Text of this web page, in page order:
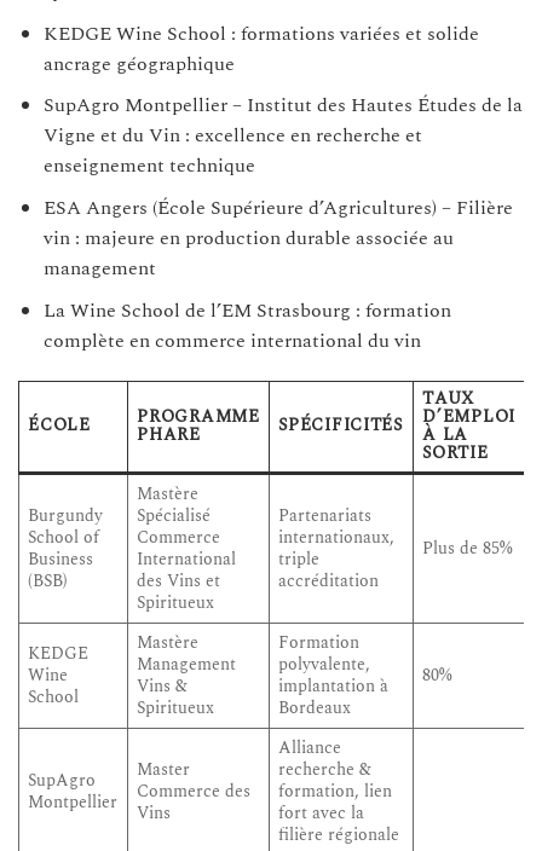
KEDGE Wine School : formations variées et solide
ancrage géographique
SupAgro Montpellier – Institut des Hautes Études de la
Vigne et du Vin : excellence en recherche et
enseignement technique
ESA Angers (École Supérieure d’Agricultures) – Filière
vin : majeure en production durable associée au
management
La Wine School de l’EM Strasbourg : formation
complète en commerce international du vin
ÉCOLE PROGRAMME
PHARE SPÉCIFICITÉS
TAUX
D’EMPLOI
À LA
SORTIE
Burgundy
School of
Business
(BSB)
Mastère
Spécialisé
Commerce
International
des Vins et
Spiritueux
Partenariats
internationaux,
triple
accréditation
Plus de 85%
KEDGE
Wine
School
Mastère
Management
Vins &
Spiritueux
Formation
polyvalente,
implantation à
Bordeaux
80%
SupAgro
Montpellier
Master
Commerce des
Vins
Alliance
recherche &
formation, lien
fort avec la
filière régionale